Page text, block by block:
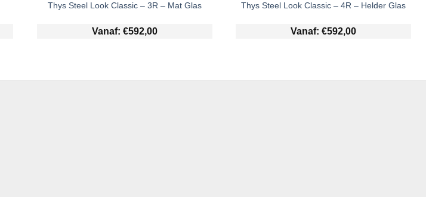
Thys Steel Look Classic – 3R – Mat Glas
Vanaf: €592,00
Thys Steel Look Classic – 4R – Helder Glas
Vanaf:€592,00